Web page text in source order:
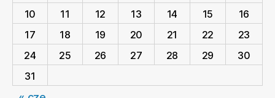
10
11 12 13 14 15
16
17
18 19 20 21 22
23
24
25 26 27 28 29
30
31